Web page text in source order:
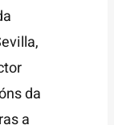
da
a